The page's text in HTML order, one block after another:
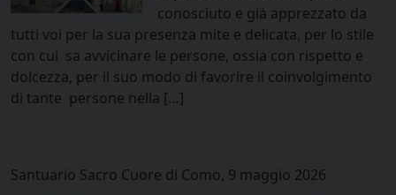
conosciuto e già apprezzato da
tutti voi per la sua presenza mite e delicata, per lo stile
con cui sa avvicinare le persone, ossia con rispetto e
dolcezza, per il suo modo di favorire il coinvolgimento
di tante persone nella […]
Santuario Sacro Cuore di Como, 9 maggio 2026